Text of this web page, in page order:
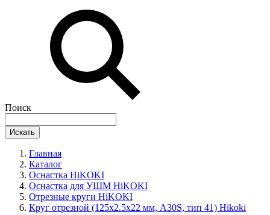
Поиск
Искать
Главная
Каталог
Оснастка HiKOKI
Оснастка для УШМ HiKOKI
Отрезные круги HiKOKI
Круг отрезной (125х2.5х22 мм, A30S, тип 41) Hikoki